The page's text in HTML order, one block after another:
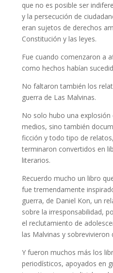
que no es posible ser
y la persecución de
eran sujetos de derechos
Constitución y las leyes.
Fue cuando comenzaron a
como hechos habían
No faltaron también los
guerra de Las Malvinas.
No solo hubo una explosión
medios, sino también
ficción y todo tipo de
terminaron convertidos en
literarios.
Recuerdo mucho un libro
fue tremendamente
guerra, de Daniel Kon, un
sobre la irresponsabilidad,
el reclutamiento de
las Malvinas y sobrevivieron
Y fueron muchos más los
periodísticos, apoyados en